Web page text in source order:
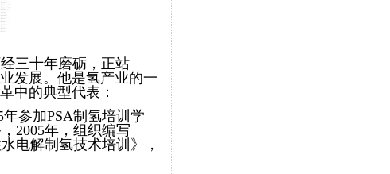
三十年磨砺，正站
发展。他是氢产业的一
中的典型代表：
参加PSA制氢培训学
2005年，组织编写
电解制氢技术培训》，